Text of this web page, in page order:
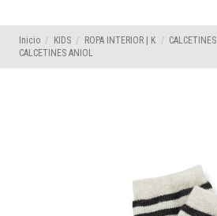
Inicio KIDS ROPA INTERIOR | K CALCETINES
CALCETINES ANIOL